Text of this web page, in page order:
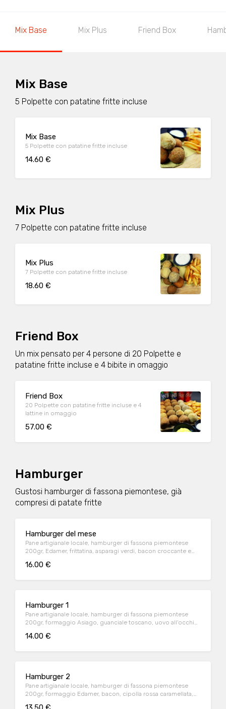
Mix Base Mix Plus Friend Box
Mix Base
5 Polpette con patatine fritte incluse
Mix Base
5 Polpette con patatine fritte incluse
14.60 €
Mix Plus
7 Polpette con patatine fritte incluse
Mix Plus
7 Polpette con patatine fritte incluse
18.60 €
Friend Box
Un mix pensato per 4 persone di 20 Polpette e
patatine fritte incluse e 4 bibite in omaggio
Friend Box
20 Polpette con patatine fritte incluse e 4
lattine in omaggio
57.00 €
Hamburger
Gustosi hamburger di fassona piemontese, già
compresi di patate fritte
Hamburger del mese
Pane artigianale locale, hamburger di fassona piemontese
200gr, Edamer, frittatina, asparagi verdi, bacon croccante e
16.00 €
Hamburger 1
Pane artigianale locale, hamburger di fassona piemontese
200gr, formaggio Asiago, guanciale toscano, uovo all'occhio
14.00 €
Hamburger 2
Pane artigianale locale, hamburger di fassona piemontese
200gr, formaggio Edamer, bacon, cipolla rossa caramellata,